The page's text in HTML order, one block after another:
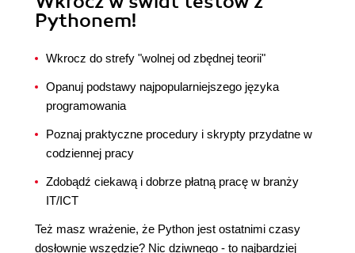
Pythonem!
Wkrocz do strefy "wolnej od zbędnej teorii"
Opanuj podstawy najpopularniejszego języka
programowania
Poznaj praktyczne procedury i skrypty przydatne w
codziennej pracy
Zdobądź ciekawą i dobrze płatną pracę w branży
IT/ICT
Też masz wrażenie, że Python jest ostatnimi czasy
dosłownie wszędzie? Nic dziwnego - to najbardziej